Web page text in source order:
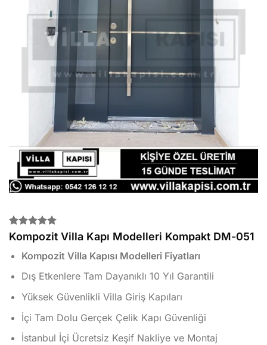
2
müşteri
puanına
dayanarak
5 üzerinden
5.00puan
aldı
Kompozit Villa Kapı Modelleri Kompakt DM-051
Kompozit Villa Kapısı Modelleri Fiyatları
Dış Etkenlere Tam Dayanıklı 10 Yıl Garantili
Yüksek Güvenlikli Villa Giriş Kapıları
İçi Tam Dolu Gerçek Çelik Kapı Güvenliği
İstanbul İçi Ücretsiz Keşif Nakliye ve Montaj